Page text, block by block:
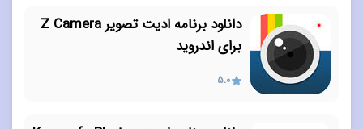
دانلود برنامه ادیت تصویر Z Camera
برای اندروید
5.0